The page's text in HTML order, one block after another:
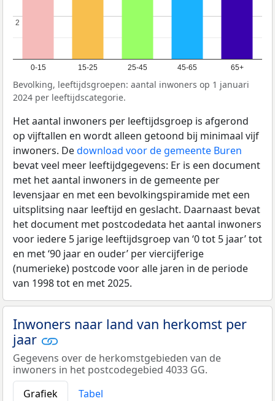
0-15 15-25 25-45 45-65 65+
2
2
Bevolking, leeftijdsgroepen: aantal inwoners op 1 januari
2024 per leeftijdscategorie.
Het aantal inwoners per leeftijdsgroep is afgerond
op vijftallen en wordt alleen getoond bij minimaal vijf
inwoners. Dedownload voor de gemeente Buren
bevat veel meer leeftijdgegevens: Er is een document
met het aantal inwoners in de gemeente per
levensjaar en met een bevolkingspiramide met een
uitsplitsing naar leeftijd en geslacht. Daarnaast bevat
het document met postcodedata het aantal inwoners
voor iedere 5 jarige leeftijdsgroep van ‘0 tot 5 jaar’ tot
en met ‘90 jaar en ouder’ per viercijferige
(numerieke) postcode voor alle jaren in de periode
van 1998 tot en met 2025.
Inwoners naar land van herkomst per
jaar
Gegevens over de herkomstgebieden van de
inwoners in het postcodegebied 4033 GG.
Grafiek
Tabel